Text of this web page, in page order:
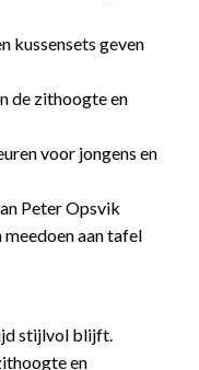
kussensets geven
de zithoogte en
voor jongens en
Peter Opsvik
aan tafel
stijlvol blijft.
en